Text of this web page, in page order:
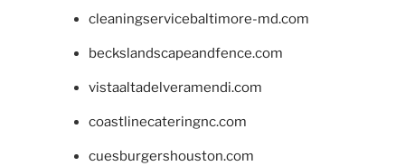
cleaningservicebaltimore-md.com
beckslandscapeandfence.com
vistaaltadelveramendi.com
coastlinecateringnc.com
cuesburgershouston.com